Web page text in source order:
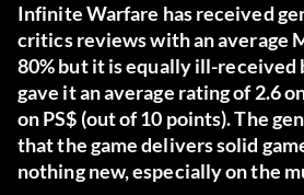
Infinite Warfare has received
critics reviews with an average
80% but it is equally ill-received
gave it an average rating of 2.6
on PS$ (out of 10 points). The
that the game delivers solid
nothing new, especially on the